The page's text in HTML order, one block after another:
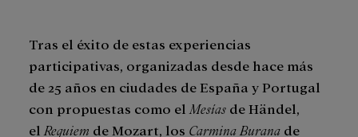
Tras el éxito de estas experiencias
participativas, organizadas desde hace más
de 25 años en ciudades de España y Portugal
con propuestas como el Mesías de Händel,
el Requiem de Mozart, los Carmina Burana de